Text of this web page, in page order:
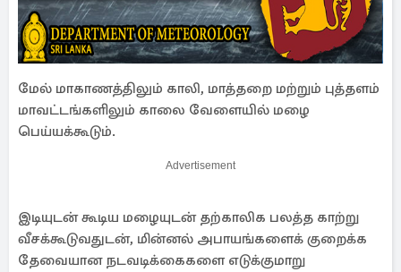
மேல் மாகாணத்திலும் காலி, மாத்தறை மற்றும் புத்தளம்
மாவட்டங்களிலும் காலை வேளையில் மழை
பெய்யக்கூடும்.
Advertisement
இடியுடன் கூடிய மழையுடன் தற்காலிக பலத்த காற்று
வீசக்கூடுவதுடன், மின்னல் அபாயங்களைக் குறைக்க
தேவையான நடவடிக்கைகளை எடுக்குமாறு